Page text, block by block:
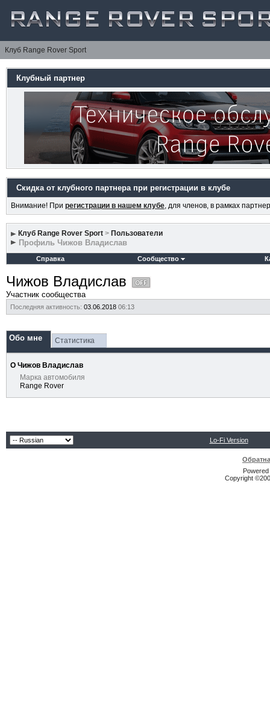
Клуб Range Rover Sport
Клубный партнер
Скидка от клубного партнера при регистрации в клубе
Внимание! При регистрации в нашем клубе, для членов, в рамках
Клуб Range Rover Sport > Пользователи
Профиль Чижов Владислав
Справка Сообщество
Чижов Владислав
Участник сообщества
Последняя активность: 03.06.2018 06:13
Обо мне Статистика
О Чижов Владислав
Марка автомобиля
Range Rover
Lo-Fi Version
Copyright